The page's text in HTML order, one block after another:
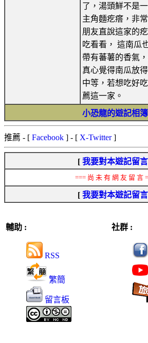
了，湯頭鮮不是
主角麵疙瘩，非
朋友直說這家的
吃看看， 這南瓜
帶有蕃薯的香氣
真心覺得南瓜放
中等，若想吃好
薦這一家。
小恐龍的遊記相簿
推薦 - [ Facebook ] - [ X-Twitter]
[ 我要對本遊記留言
=== 尚 未 有 網 友 留 言
[ 我要對本遊記留言
輔助 :
RSS
繁簡
留言板
社群 :